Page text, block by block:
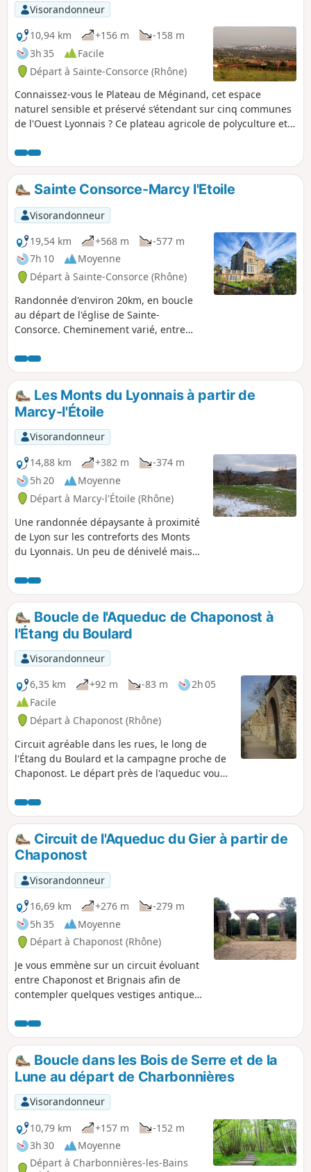
Visorandonneur
10,94 km
+156 m
-158 m
3h 35
Facile
Départ à Sainte-Consorce (Rhône)
Connaissez-vous le Plateau de Méginand, cet espace
naturel sensible et préservé s’étendant sur cinq communes
de l'Ouest Lyonnais ? Ce plateau agricole de polyculture et
connues ? C'est la partie délimitée par le ruisseau de Ribes
et ses bornes informatives que nous vous proposons de
découvrir.Sainte Consorce-Marcy l'Etoile
Visorandonneur
19,54 km
+568 m
-577 m
7h 10
Moyenne
Départ à Sainte-Consorce (Rhône)
Randonnée d'environ 20km, en boucle
au départ de l'église de Sainte-
Consorce. Cheminement varié, entre
Les Monts du Lyonnais à partir de
Marcy-l'Étoile
Visorandonneur
14,88 km
+382 m
-374 m
5h 20
Moyenne
Départ à Marcy-l'Étoile (Rhône)
Une randonnée dépaysante à proximité
de Lyon sur les contreforts des Monts
du Lyonnais. Un peu de dénivelé mais
panoramas (quand la météo le permet !)
et beaucoup de chevaux. Bref, une
balade idéale pour se mettre en jambes
en toutes saisons.
Boucle de l'Aqueduc de Chaponost à
l'Étang du Boulard
Visorandonneur
6,35 km
+92 m -83 m
2h 05
Facile
Départ à Chaponost (Rhône)
Circuit agréable dans les rues, le long de
l'Étang du Boulard et la campagne proche de
Chaponost. Le départ près de l'aqueduc vous
gallo-romains.
Circuit de l'Aqueduc du Gier à partir de
Chaponost
Visorandonneur
16,69 km
+276 m
-279 m
5h 35
Moyenne
Départ à Chaponost (Rhône)
Je vous emmène sur un circuit évoluant
entre Chaponost et Brignais afin de
contempler quelques vestiges antiques
de 2 000 ans. La principale difficulté du
parcours est sa relative longueur.
Boucle dans les Bois de Serre et de la
Lune au départ de Charbonnières
Visorandonneur
10,79 km
+157 m
-152 m
3h 30
Moyenne
Départ à Charbonnières-les-Bains